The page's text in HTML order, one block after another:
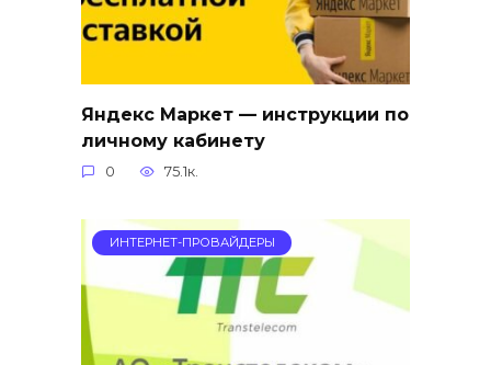
Яндекс Маркет — инструкции по
личному кабинету
0 75.1к.
ИНТЕРНЕТ-ПРОВАЙДЕРЫ